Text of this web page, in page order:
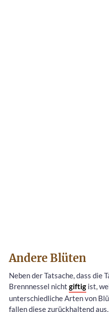
Andere Blüten
Neben der Tatsache, dass die
Brennnessel nicht giftig ist,
unterschiedliche Arten von
fallen diese zurückhaltend